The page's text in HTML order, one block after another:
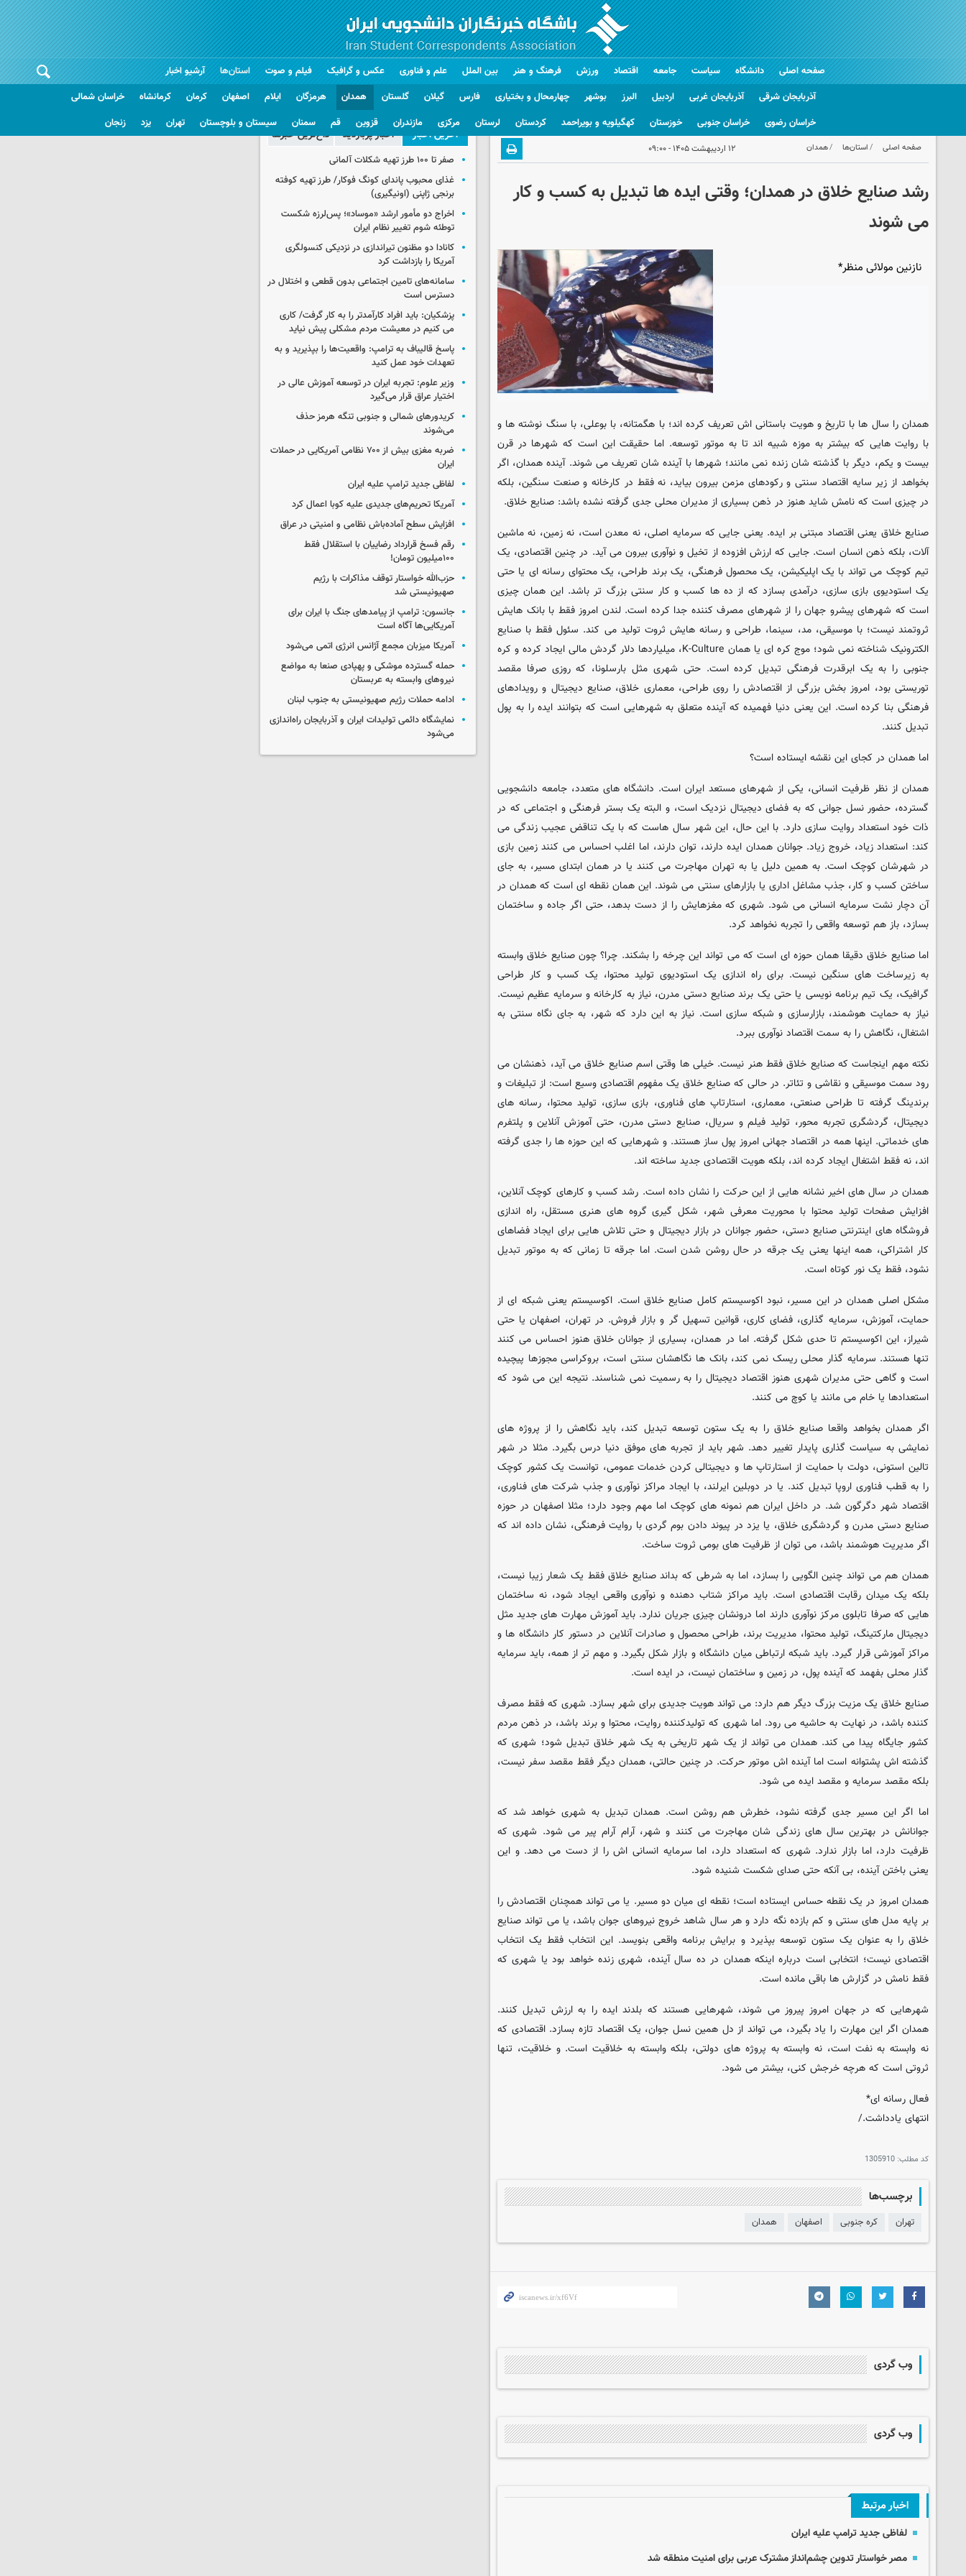
صفحه اصلی دانشگاه سیاست جامعه اقتصاد ورزش فرهنگ و هنر بین الملل علم و فناوری عکس و گرافیک فیلم و صوت
استان‌ها
آذربایجان شرقی
آذربایجان غربی اردبیل البرز بوشهر چهارمحال و بختیاری فارس گیلان گلستان همدان هرمزگان ایلام اصفهان کرمان کرمانشاه
خراسان شمالی
خراسان رضوی
خراسان جنوبی خوزستان کهگیلویه و بویراحمد کردستان لرستان مرکزی مازندران قزوین قم سمنان سیستان و بلوچستان تهران یزد زنجان
آرشیو اخبار
صفحه اصلی استان‌ها همدان ۱۲ اردیبهشت ۱۴۰۵ - ۰۹:۰۰
رشد صنایع خلاق در همدان؛ وقتی ایده ها تبدیل به کسب و کار
می شوند
نازنین مولائی منظر*
همدان را سال ها با تاریخ و هویت باستانی اش تعریف کرده اند؛ با هگمتانه، با بوعلی، با سنگ نوشته ها و
با روایت هایی که بیشتر به موزه شبیه اند تا به موتور توسعه. اما حقیقت این است که شهرها در قرن
بیست و یکم، دیگر با گذشته شان زنده نمی مانند؛ شهرها با آینده شان تعریف می شوند. آینده همدان، اگر
بخواهد از زیر سایه اقتصاد سنتی و رکودهای مزمن بیرون بیاید، نه فقط در کارخانه و صنعت سنگین، بلکه
در چیزی است که نامش شاید هنوز در ذهن بسیاری از مدیران محلی جدی گرفته نشده باشد: صنایع خلاق.
صنایع خلاق یعنی اقتصاد مبتنی بر ایده. یعنی جایی که سرمایه اصلی، نه معدن است، نه زمین، نه ماشین
آلات، بلکه ذهن انسان است. جایی که ارزش افزوده از تخیل و نوآوری بیرون می آید. در چنین اقتصادی، یک
تیم کوچک می تواند با یک اپلیکیشن، یک محصول فرهنگی، یک برند طراحی، یک محتوای رسانه ای یا حتی
یک استودیوی بازی سازی، درآمدی بسازد که از ده ها کسب و کار سنتی بزرگ تر باشد. این همان چیزی
است که شهرهای پیشرو جهان را از شهرهای مصرف کننده جدا کرده است. لندن امروز فقط با بانک هایش
ثروتمند نیست؛ با موسیقی، مد، سینما، طراحی و رسانه هایش ثروت تولید می کند. سئول فقط با صنایع
الکترونیک شناخته نمی شود؛ موج کره ای یا همان K-Culture، میلیاردها دلار گردش مالی ایجاد کرده و کره
جنوبی را به یک ابرقدرت فرهنگی تبدیل کرده است. حتی شهری مثل بارسلونا، که روزی صرفا مقصد
توریستی بود، امروز بخش بزرگی از اقتصادش را روی طراحی، معماری خلاق، صنایع دیجیتال و رویدادهای
فرهنگی بنا کرده است. این یعنی دنیا فهمیده که آینده متعلق به شهرهایی است که بتوانند ایده را به پول
تبدیل کنند.
اما همدان در کجای این نقشه ایستاده است؟
همدان از نظر ظرفیت انسانی، یکی از شهرهای مستعد ایران است. دانشگاه های متعدد، جامعه دانشجویی
گسترده، حضور نسل جوانی که به فضای دیجیتال نزدیک است، و البته یک بستر فرهنگی و اجتماعی که در
ذات خود استعداد روایت سازی دارد. با این حال، این شهر سال هاست که با یک تناقض عجیب زندگی می
کند: استعداد زیاد، خروج زیاد. جوانان همدان ایده دارند، توان دارند، اما اغلب احساس می کنند زمین بازی
در شهرشان کوچک است. به همین دلیل یا به تهران مهاجرت می کنند یا در همان ابتدای مسیر، به جای
ساختن کسب و کار، جذب مشاغل اداری یا بازارهای سنتی می شوند. این همان نقطه ای است که همدان در
آن دچار نشت سرمایه انسانی می شود. شهری که مغزهایش را از دست بدهد، حتی اگر جاده و ساختمان
بسازد، باز هم توسعه واقعی را تجربه نخواهد کرد.
اما صنایع خلاق دقیقا همان حوزه ای است که می تواند این چرخه را بشکند. چرا؟ چون صنایع خلاق وابسته
به زیرساخت های سنگین نیست. برای راه اندازی یک استودیوی تولید محتوا، یک کسب و کار طراحی
گرافیک، یک تیم برنامه نویسی یا حتی یک برند صنایع دستی مدرن، نیاز به کارخانه و سرمایه عظیم نیست.
نیاز به حمایت هوشمند، بازارسازی و شبکه سازی است. نیاز به این دارد که شهر، به جای نگاه سنتی به
اشتغال، نگاهش را به سمت اقتصاد نوآوری ببرد.
نکته مهم اینجاست که صنایع خلاق فقط هنر نیست. خیلی ها وقتی اسم صنایع خلاق می آید، ذهنشان می
رود سمت موسیقی و نقاشی و تئاتر. در حالی که صنایع خلاق یک مفهوم اقتصادی وسیع است: از تبلیغات و
برندینگ گرفته تا طراحی صنعتی، معماری، استارتاپ های فناوری، بازی سازی، تولید محتوا، رسانه های
دیجیتال، گردشگری تجربه محور، تولید فیلم و سریال، صنایع دستی مدرن، حتی آموزش آنلاین و پلتفرم
های خدماتی. اینها همه در اقتصاد جهانی امروز پول ساز هستند. و شهرهایی که این حوزه ها را جدی گرفته
اند، نه فقط اشتغال ایجاد کرده اند، بلکه هویت اقتصادی جدید ساخته اند.
همدان در سال های اخیر نشانه هایی از این حرکت را نشان داده است. رشد کسب و کارهای کوچک آنلاین،
افزایش صفحات تولید محتوا با محوریت معرفی شهر، شکل گیری گروه های هنری مستقل، راه اندازی
فروشگاه های اینترنتی صنایع دستی، حضور جوانان در بازار دیجیتال و حتی تلاش هایی برای ایجاد فضاهای
کار اشتراکی، همه اینها یعنی یک جرقه در حال روشن شدن است. اما جرقه تا زمانی که به موتور تبدیل
نشود، فقط یک نور کوتاه است.
مشکل اصلی همدان در این مسیر، نبود اکوسیستم کامل صنایع خلاق است. اکوسیستم یعنی شبکه ای از
حمایت، آموزش، سرمایه گذاری، فضای کاری، قوانین تسهیل گر و بازار فروش. در تهران، اصفهان یا حتی
شیراز، این اکوسیستم تا حدی شکل گرفته. اما در همدان، بسیاری از جوانان خلاق هنوز احساس می کنند
تنها هستند. سرمایه گذار محلی ریسک نمی کند، بانک ها نگاهشان سنتی است، بروکراسی مجوزها پیچیده
است و گاهی حتی مدیران شهری هنوز اقتصاد دیجیتال را به رسمیت نمی شناسند. نتیجه این می شود که
استعدادها یا خام می مانند یا کوچ می کنند.
اگر همدان بخواهد واقعا صنایع خلاق را به یک ستون توسعه تبدیل کند، باید نگاهش را از پروژه های
نمایشی به سیاست گذاری پایدار تغییر دهد. شهر باید از تجربه های موفق دنیا درس بگیرد. مثلا در شهر
تالین استونی، دولت با حمایت از استارتاپ ها و دیجیتالی کردن خدمات عمومی، توانست یک کشور کوچک
را به قطب فناوری اروپا تبدیل کند. یا در دوبلین ایرلند، با ایجاد مراکز نوآوری و جذب شرکت های فناوری،
اقتصاد شهر دگرگون شد. در داخل ایران هم نمونه های کوچک اما مهم وجود دارد؛ مثلا اصفهان در حوزه
صنایع دستی مدرن و گردشگری خلاق، یا یزد در پیوند دادن بوم گردی با روایت فرهنگی، نشان داده اند که
اگر مدیریت هوشمند باشد، می توان از ظرفیت های بومی ثروت ساخت.
همدان هم می تواند چنین الگویی را بسازد، اما به شرطی که بداند صنایع خلاق فقط یک شعار زیبا نیست،
بلکه یک میدان رقابت اقتصادی است. باید مراکز شتاب دهنده و نوآوری واقعی ایجاد شود، نه ساختمان
هایی که صرفا تابلوی مرکز نوآوری دارند اما درونشان چیزی جریان ندارد. باید آموزش مهارت های جدید مثل
دیجیتال مارکتینگ، تولید محتوا، مدیریت برند، طراحی محصول و صادرات آنلاین در دستور کار دانشگاه ها و
مراکز آموزشی قرار گیرد. باید شبکه ارتباطی میان دانشگاه و بازار شکل بگیرد. و مهم تر از همه، باید سرمایه
گذار محلی بفهمد که آینده پول، در زمین و ساختمان نیست، در ایده است.
صنایع خلاق یک مزیت بزرگ دیگر هم دارد: می تواند هویت جدیدی برای شهر بسازد. شهری که فقط مصرف
کننده باشد، در نهایت به حاشیه می رود. اما شهری که تولیدکننده روایت، محتوا و برند باشد، در ذهن مردم
کشور جایگاه پیدا می کند. همدان می تواند از یک شهر تاریخی به یک شهر خلاق تبدیل شود؛ شهری که
گذشته اش پشتوانه است اما آینده اش موتور حرکت. در چنین حالتی، همدان دیگر فقط مقصد سفر نیست،
بلکه مقصد سرمایه و مقصد ایده می شود.
اما اگر این مسیر جدی گرفته نشود، خطرش هم روشن است. همدان تبدیل به شهری خواهد شد که
جوانانش در بهترین سال های زندگی شان مهاجرت می کنند و شهر، آرام آرام پیر می شود. شهری که
ظرفیت دارد، اما بازار ندارد. شهری که استعداد دارد، اما سرمایه انسانی اش را از دست می دهد. و این
یعنی باختن آینده، بی آنکه حتی صدای شکست شنیده شود.
همدان امروز در یک نقطه حساس ایستاده است؛ نقطه ای میان دو مسیر. یا می تواند همچنان اقتصادش را
بر پایه مدل های سنتی و کم بازده نگه دارد و هر سال شاهد خروج نیروهای جوان باشد، یا می تواند صنایع
خلاق را به عنوان یک ستون توسعه بپذیرد و برایش برنامه واقعی بنویسد. این انتخاب فقط یک انتخاب
اقتصادی نیست؛ انتخابی است درباره اینکه همدان در ده سال آینده، شهری زنده خواهد بود یا شهری که
فقط نامش در گزارش ها باقی مانده است.
شهرهایی که در جهان امروز پیروز می شوند، شهرهایی هستند که بلدند ایده را به ارزش تبدیل کنند.
همدان اگر این مهارت را یاد بگیرد، می تواند از دل همین نسل جوان، یک اقتصاد تازه بسازد. اقتصادی که
نه وابسته به نفت است، نه وابسته به پروژه های دولتی، بلکه وابسته به خلاقیت است. و خلاقیت، تنها
ثروتی است که هرچه خرجش کنی، بیشتر می شود.
فعال رسانه ای*
انتهای یادداشت./
کد مطلب: 1305910
برچسب‌ها
تهران کره جنوبی اصفهان همدان
وب گردی
وب گردی
اخبار مرتبط
لفاظی جدید ترامپ علیه ایران
مصر خواستار تدوین چشم‌انداز مشترک عربی برای امنیت منطقه شد
آخرین اخبار اخبار پربازدید داغ‌ترین خبرها
صفر تا ۱۰۰ طرز تهیه شکلات آلمانی
غذای محبوب پاندای کونگ فوکار/ طرز تهیه کوفته
برنجی ژاپنی (اونیگیری)
اخراج دو مأمور ارشد «موساد»؛ پس‌لرزه شکست
توطئه شوم تغییر نظام ایران
کانادا دو مظنون تیراندازی در نزدیکی کنسولگری
آمریکا را بازداشت کرد
سامانه‌های تامین اجتماعی بدون قطعی و اختلال در
دسترس است
پزشکیان: باید افراد کارآمدتر را به کار گرفت/ کاری
می کنیم در معیشت مردم مشکلی پیش نیاید
پاسخ قالیباف به ترامپ: واقعیت‌ها را بپذیرید و به
تعهدات خود عمل کنید
وزیر علوم: تجربه ایران در توسعه آموزش عالی در
اختیار عراق قرار می‌گیرد
کریدورهای شمالی و جنوبی تنگه هرمز حذف
می‌شوند
ضربه مغزی بیش از ۷۰۰ نظامی آمریکایی در حملات
ایران
لفاظی جدید ترامپ علیه ایران
آمریکا تحریم‌های جدیدی علیه کوبا اعمال کرد
افزایش سطح آماده‌باش نظامی و امنیتی در عراق
رقم فسخ قرارداد رضاییان با استقلال فقط
۱۰۰میلیون تومان!
حزب‌الله خواستار توقف مذاکرات با رژیم
صهیونیستی شد
جانسون: ترامپ از پیامدهای جنگ با ایران برای
آمریکایی‌ها آگاه است
آمریکا میزبان مجمع آژانس انرژی اتمی می‌شود
حمله گسترده موشکی و پهپادی صنعا به مواضع
نیروهای وابسته به عربستان
ادامه حملات رژیم صهیونیستی به جنوب لبنان
نمایشگاه دائمی تولیدات ایران و آذربایجان راه‌اندازی
می‌شود